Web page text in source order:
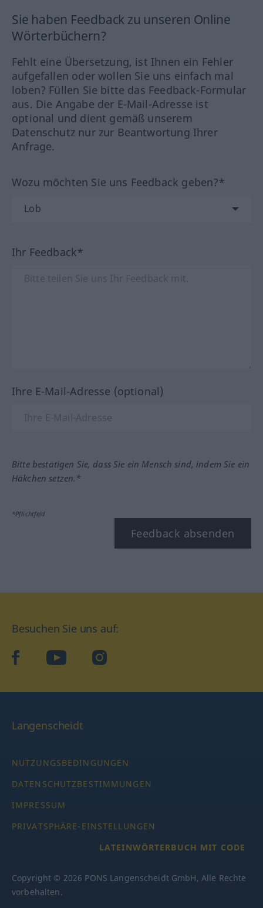
Sie haben Feedback zu unseren Online
Wörterbüchern?
Fehlt eine Übersetzung, ist Ihnen ein Fehler
aufgefallen oder wollen Sie uns einfach mal
loben? Füllen Sie bitte das Feedback-Formular
aus. Die Angabe der E-Mail-Adresse ist
optional und dient gemäß unserem
Datenschutz nur zur Beantwortung Ihrer
Anfrage.
Wozu möchten Sie uns Feedback geben?*
Ihr Feedback*
Ihre E-Mail-Adresse (optional)
Bitte bestätigen Sie, dass Sie ein Mensch sind, indem Sie ein
Häkchen setzen.*
*Pflichtfeld
Feedback absenden
Besuchen Sie uns auf:
facebookYouTube Instagram
Langenscheidt
NUTZUNGSBEDINGUNGEN
DATENSCHUTZBESTIMMUNGEN
IMPRESSUM
PRIVATSPHÄRE-EINSTELLUNGEN
LATEINWÖRTERBUCH MIT CODE
Copyright © 2026 PONS Langenscheidt GmbH, Alle Rechte
vorbehalten.